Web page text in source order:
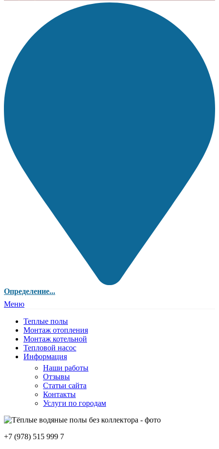
Определение...
Меню
Теплые полы
Монтаж отопления
Монтаж котельной
Тепловой насос
Информация
Наши работы
Отзывы
Статьи сайта
Контакты
Услуги по городам
+7 (978) 515 999 7